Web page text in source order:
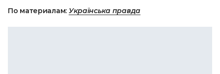
По материалам: Українська правда